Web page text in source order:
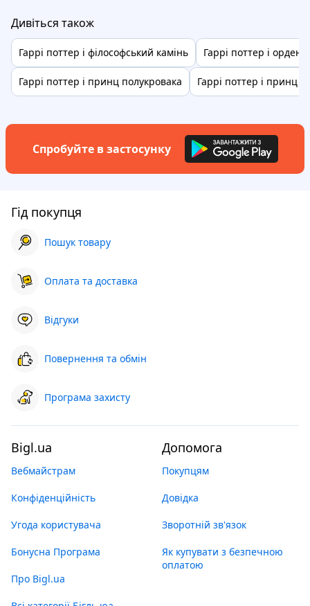
Дивіться також
Гаррі поттер і філософський камінь Гаррі поттер і орден
Гаррі поттер і принц полукровака Гаррі поттер і принц
Спробуйте в застосунку
Гід покупця
Пошук товару
Оплата та доставка
Відгуки
Повернення та обмін
Програма захисту
Bigl.ua
Вебмайстрам
Конфіденційність
Угода користувача
Бонусна Програма
Про Bigl.ua
Допомога
Покупцям
Довідка
Зворотній зв'язок
Як купувати з безпечною
оплатою